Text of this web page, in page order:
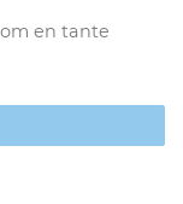
en tante